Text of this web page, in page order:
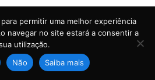
INDUSTRIAL
03 meses na função
permitir uma melhor experiência
navegar no site estará a consentir a
utilização.
Não Saiba mais